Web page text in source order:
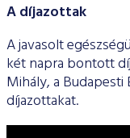
A díjazottak
A javasolt
két napra bontott
Mihály, a
díjazottakat.